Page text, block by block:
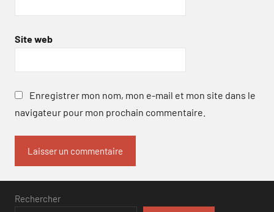
Site web
Enregistrer mon nom, mon e-mail et mon site dans le
navigateur pour mon prochain commentaire.
Rechercher